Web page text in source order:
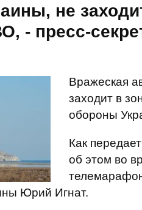
не
- пресс-
Вражеская
заходит в
обороны
Как передает
об этом во
Юрий Игнат.